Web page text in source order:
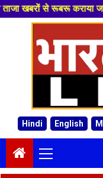
, खबर ओर विज्ञापन के
Hindi English
Menu